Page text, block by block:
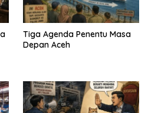
Tiga Agenda Penentu Masa
Depan Aceh